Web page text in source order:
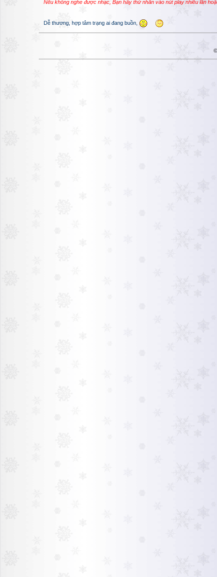
Nếu không nghe được nhạc, Bạn hãy thử nhấn vào nút play nhiều lần
Dễ thương, hợp tâm trạng ai đang buồn,